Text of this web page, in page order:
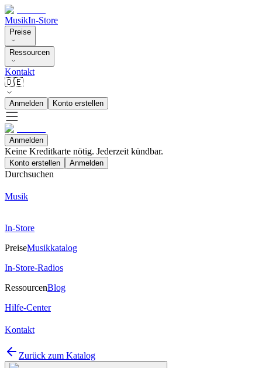
MusikIn-Store
Preise
Ressourcen
Kontakt
🇩🇪
Anmelden Konto erstellen
Anmelden
Keine Kreditkarte nötig. Jederzeit kündbar.
Konto erstellen Anmelden
Durchsuchen
Musik
In-Store
PreiseMusikkatalog
In-Store-Radios
RessourcenBlog
Hilfe-Center
Kontakt
Zurück zum Katalog